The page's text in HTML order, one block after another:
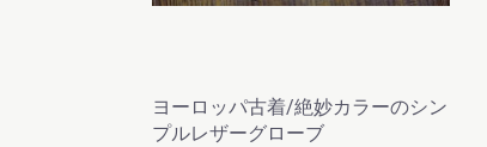
ヨーロッパ古着/絶妙カラーのシン
プルレザーグローブ